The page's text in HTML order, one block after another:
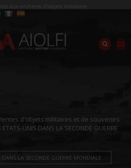
aux enchères d'objets militaires
d'objets militaires et de souvenirs
ETATS-UNIS DANS LA SECONDE GUERRE
DANS LA SECONDE GUERRE MONDIALE